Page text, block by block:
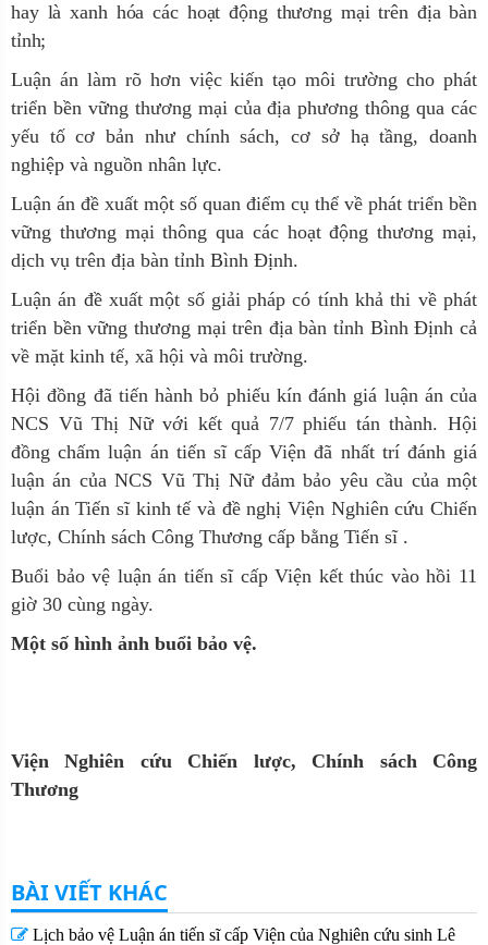
hay là xanh hóa các hoạt động thương mại trên địa bàn
tỉnh;
Luận án làm rõ hơn việc kiến tạo môi trường cho phát
triển bền vững thương mại của địa phương thông qua các
yếu tố cơ bản như chính sách, cơ sở hạ tầng, doanh
nghiệp và nguồn nhân lực.
Luận án đề xuất một số quan điểm cụ thể về phát triển bền
vững thương mại thông qua các hoạt động thương mại,
dịch vụ trên địa bàn tỉnh Bình Định.
Luận án đề xuất một số giải pháp có tính khả thi về phát
triển bền vững thương mại trên địa bàn tỉnh Bình Định cả
về mặt kinh tế, xã hội và môi trường.
Hội đồng đã tiến hành bỏ phiếu kín đánh giá luận án của
NCS Vũ Thị Nữvới kết quả 7/7phiếu tán thành. Hội
đồng chấm luận án tiến sĩ cấp Viện đã nhất trí đánh giá
luận án của NCS Vũ Thị Nữ đảm bảo yêu cầu của một
luận án Tiến sĩ kinh tế và đề nghị Viện Nghiên cứu Chiến
lược, Chính sách Công Thương cấp bằng Tiến sĩ .
Buổi bảo vệ luận án tiến sĩ cấp Viện kết thúc vào hồi 11
giờ 30 cùng ngày.
Một số hình ảnh buổi bảo vệ.
Viện Nghiên cứu Chiến lược, Chính sách Công
Thương
BÀI VIẾT KHÁC
Lịch bảo vệ Luận án tiến sĩ cấp Viện của Nghiên cứu sinh Lê